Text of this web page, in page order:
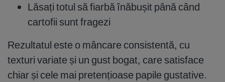
Lăsați totul să fiarbă înăbușit până când
cartofii sunt fragezi
Rezultatul este o mâncare consistentă, cu
texturi variate și un gust bogat, care satisface
chiar și cele mai pretențioase papile gustative.